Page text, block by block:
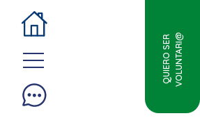
QUIERO SERVOLUNTARI@